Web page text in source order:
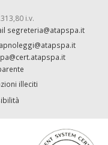
i.v.
segreteria@atapspa.it
illeciti